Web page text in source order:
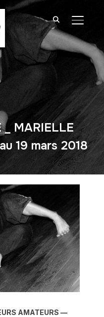
_ MARIELLE
19 mars 2018
AMATEURS —